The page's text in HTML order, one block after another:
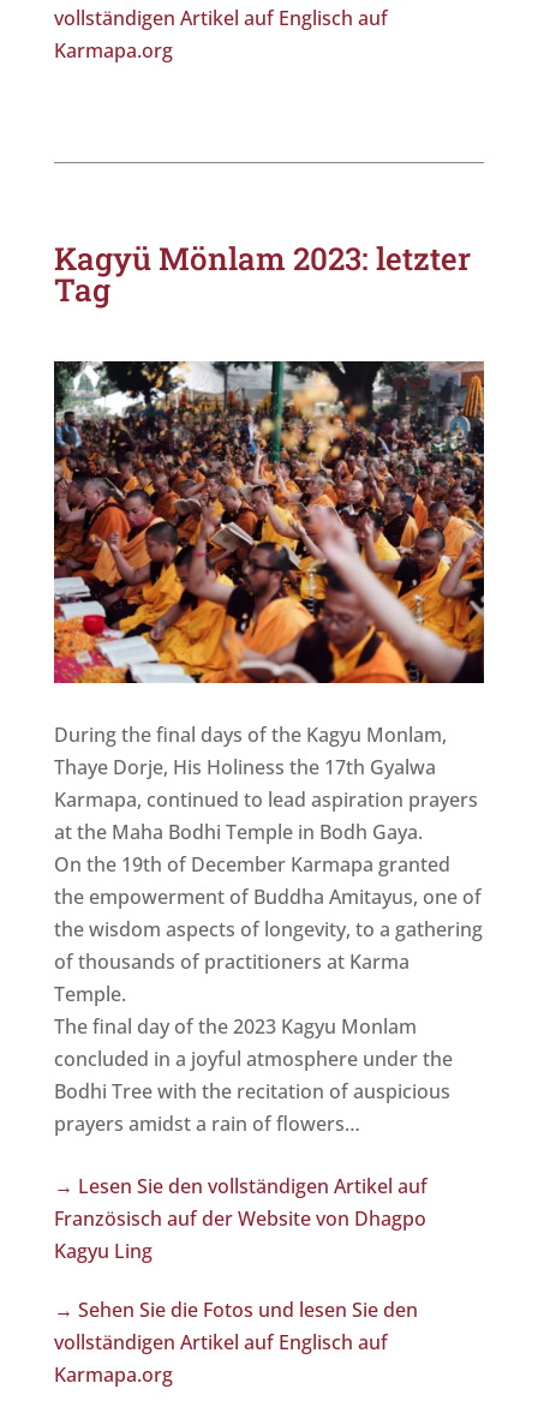
vollständigen Artikel auf Englisch auf
Karmapa.org
Kagyü Mönlam 2023: letzter
Tag
During the final days of the Kagyu Monlam,
Thaye Dorje, His Holiness the 17th Gyalwa
Karmapa, continued to lead aspiration prayers
at the Maha Bodhi Temple in Bodh Gaya.
On the 19th of December Karmapa granted
the empowerment of Buddha Amitayus, one of
the wisdom aspects of longevity, to a gathering
of thousands of practitioners at Karma
Temple.
The final day of the 2023 Kagyu Monlam
concluded in a joyful atmosphere under the
Bodhi Tree with the recitation of auspicious
prayers amidst a rain of flowers…
→ Lesen Sie den vollständigen Artikel auf
Französisch auf der Website von Dhagpo
Kagyu Ling
→ Sehen Sie die Fotos und lesen Sie den
vollständigen Artikel auf Englisch auf
Karmapa.org